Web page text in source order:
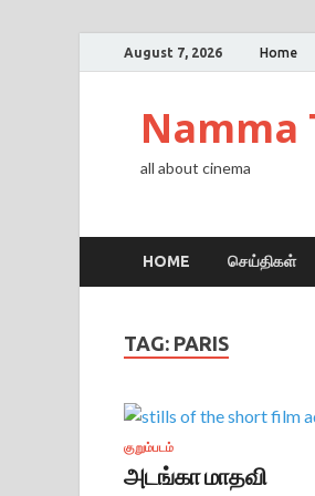
August 7, 2026 Home
Namma
all about cinema
HOME செய்திகள்
TAG: PARIS
குறும்படம்
அடங்கா மாதவி